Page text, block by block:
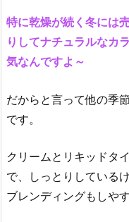
特に乾燥が続く冬には
りしてナチュラルなカ
気なんですよ～
だからと言って他の季
です。
クリームとリキッドタ
で、しっとりしている
ブレンディングもしやす